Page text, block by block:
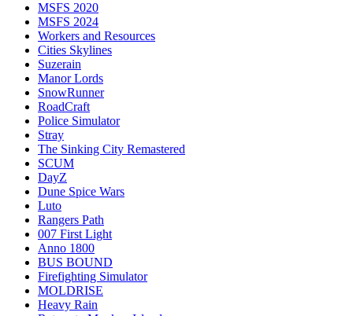
MSFS 2020
MSFS 2024
Workers and Resources
Cities Skylines
Suzerain
Manor Lords
SnowRunner
RoadCraft
Police Simulator
Stray
The Sinking City Remastered
SCUM
DayZ
Dune Spice Wars
Luto
Rangers Path
007 First Light
Anno 1800
BUS BOUND
Firefighting Simulator
MOLDRISE
Heavy Rain